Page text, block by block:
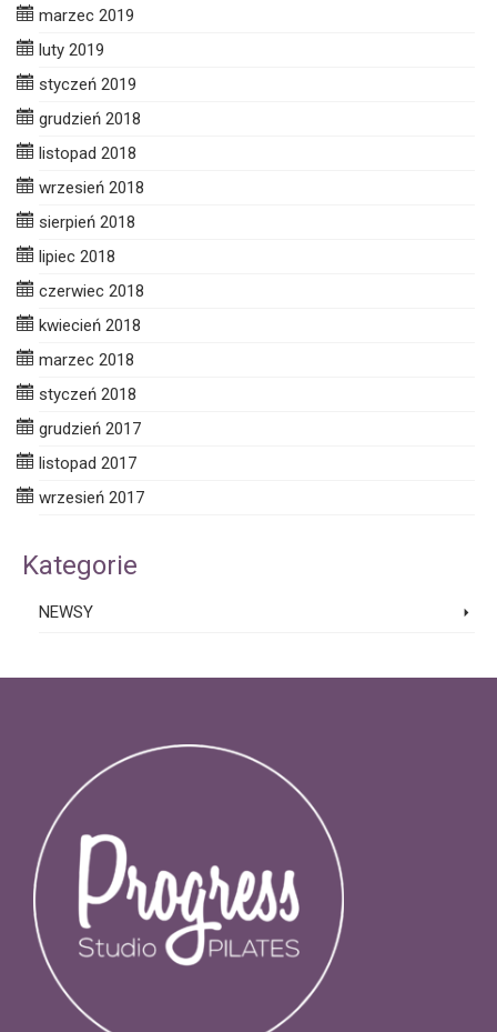
marzec 2019
luty 2019
styczeń 2019
grudzień 2018
listopad 2018
wrzesień 2018
sierpień 2018
lipiec 2018
czerwiec 2018
kwiecień 2018
marzec 2018
styczeń 2018
grudzień 2017
listopad 2017
wrzesień 2017
Kategorie
NEWSY